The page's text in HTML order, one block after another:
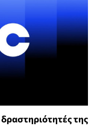
δραστηριότητές της